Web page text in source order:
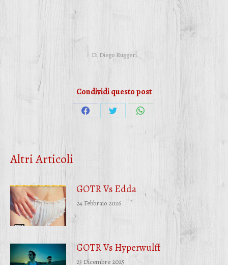
Di Diego Ruggeri
Condividi questo post
CondividiCondividiCondividi
su
Altri Articoli
GOTR Vs Edda
24 Febbraio 2026
GOTR Vs Hyperwulff
23 Dicembre 2025